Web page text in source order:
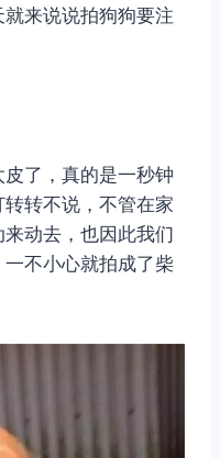
来说说拍狗狗要注
了，真的是一秒钟
转不说，不管在家
动去，也因此我们
不小心就拍成了柴